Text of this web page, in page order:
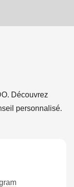
Découvrez
personnalisé.